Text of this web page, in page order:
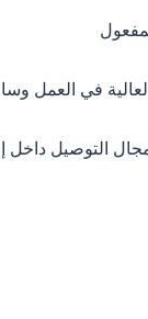
العالية في العمل
التوصيل داخل